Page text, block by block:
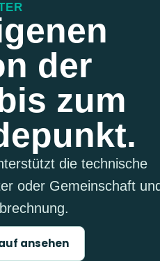
der
zum
die technische
oder Gemeinschaft
ansehen